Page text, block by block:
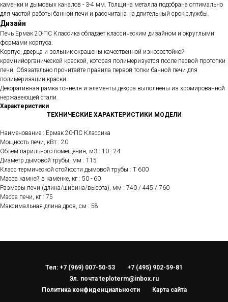
каменки и дымовых каналов - 3-4 мм. Толщина металла подобрана оптимально
для частой работы банной печи и рассчитана на длительный срок службы.
Дизайн
Печь Ермак 20-ПС Классика обладает классическим дизайном и округлыми
формами корпуса.
Корпус, дверца и зольник окрашены качественной износостойкой
кремнийорганической краской, которая полимеризуется после первой протопки
печи. Обязательно прочитайте правила первой топки банной печи для
полимеризации краски.
Декоративная рамка тоннеля и элементы декора выполнены из хромированной
нержавеющей стали.
Характеристики
ТЕХНИЧЕСКИЕ ХАРАКТЕРИСТИКИ МОДЕЛИ
Наименование : Ермак 20-ПС Классика
Мощность печи, кВт : 20
Объем парильного помещения, м3 : 10 - 24
Диаметр дымовой трубы, мм : 115
Класс термической стойкости дымовой трубы : Т 600
Масса камней в каменке, кг : 50 - 60
Размеры печи (длина/ширина/высота), мм : 740 / 445 / 760
Масса печи, кг : 75
Максимальная длина дров, см : 58
Тел: +7 (969) 007-50-53
+7 (495) 902-59-81
Эл. почта teploterm@inbox.ru
Политика конфиденциальности
Карта сайта